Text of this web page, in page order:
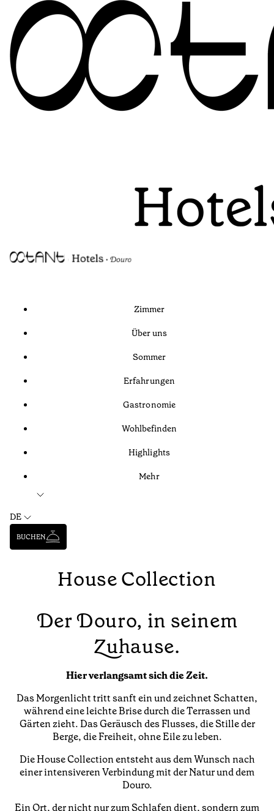
Zimmer
Über uns
Sommer
Erfahrungen
Gastronomie
Wohlbefinden
Highlights
Mehr
DE
BUCHEN
House Collection
Der Douro, in seinem
Zuhause.
Hier verlangsamt sich die Zeit.
Das Morgenlicht tritt sanft ein und zeichnet Schatten,
während eine leichte Brise durch die Terrassen und
Gärten zieht. Das Geräusch des Flusses, die Stille der
Berge, die Freiheit, ohne Eile zu leben.
Die House Collection entsteht aus dem Wunsch nach
einer intensiveren Verbindung mit der Natur und dem
Douro.
Ein Ort, der nicht nur zum Schlafen dient, sondern zum